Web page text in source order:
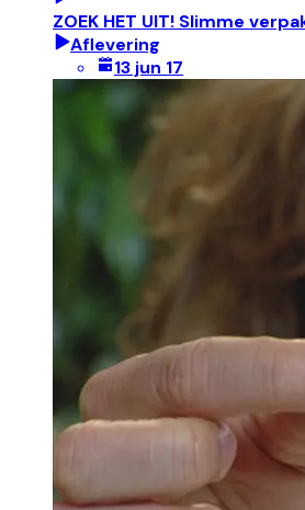
ZOEK HET UIT! Slimme
Aflevering
13 jun 17